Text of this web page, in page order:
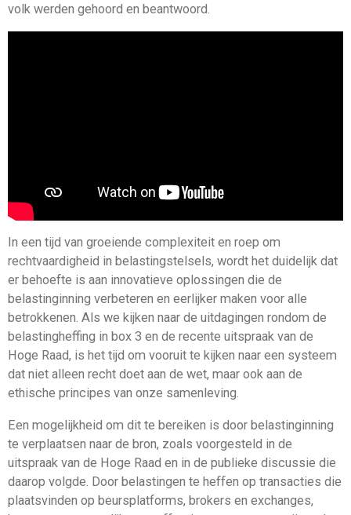
volk werden gehoord en beantwoord.
In een tijd van groeiende complexiteit en roep om
rechtvaardigheid in belastingstelsels, wordt het duidelijk dat
er behoefte is aan innovatieve oplossingen die de
belastinginning verbeteren en eerlijker maken voor alle
betrokkenen. Als we kijken naar de uitdagingen rondom de
belastingheffing in box 3 en de recente uitspraak van de
Hoge Raad, is het tijd om vooruit te kijken naar een systeem
dat niet alleen recht doet aan de wet, maar ook aan de
ethische principes van onze samenleving.
Een mogelijkheid om dit te bereiken is door belastinginning
te verplaatsen naar de bron, zoals voorgesteld in de
uitspraak van de Hoge Raad en in de publieke discussie die
daarop volgde. Door belastingen te heffen op transacties die
plaatsvinden op beursplatforms, brokers en exchanges,